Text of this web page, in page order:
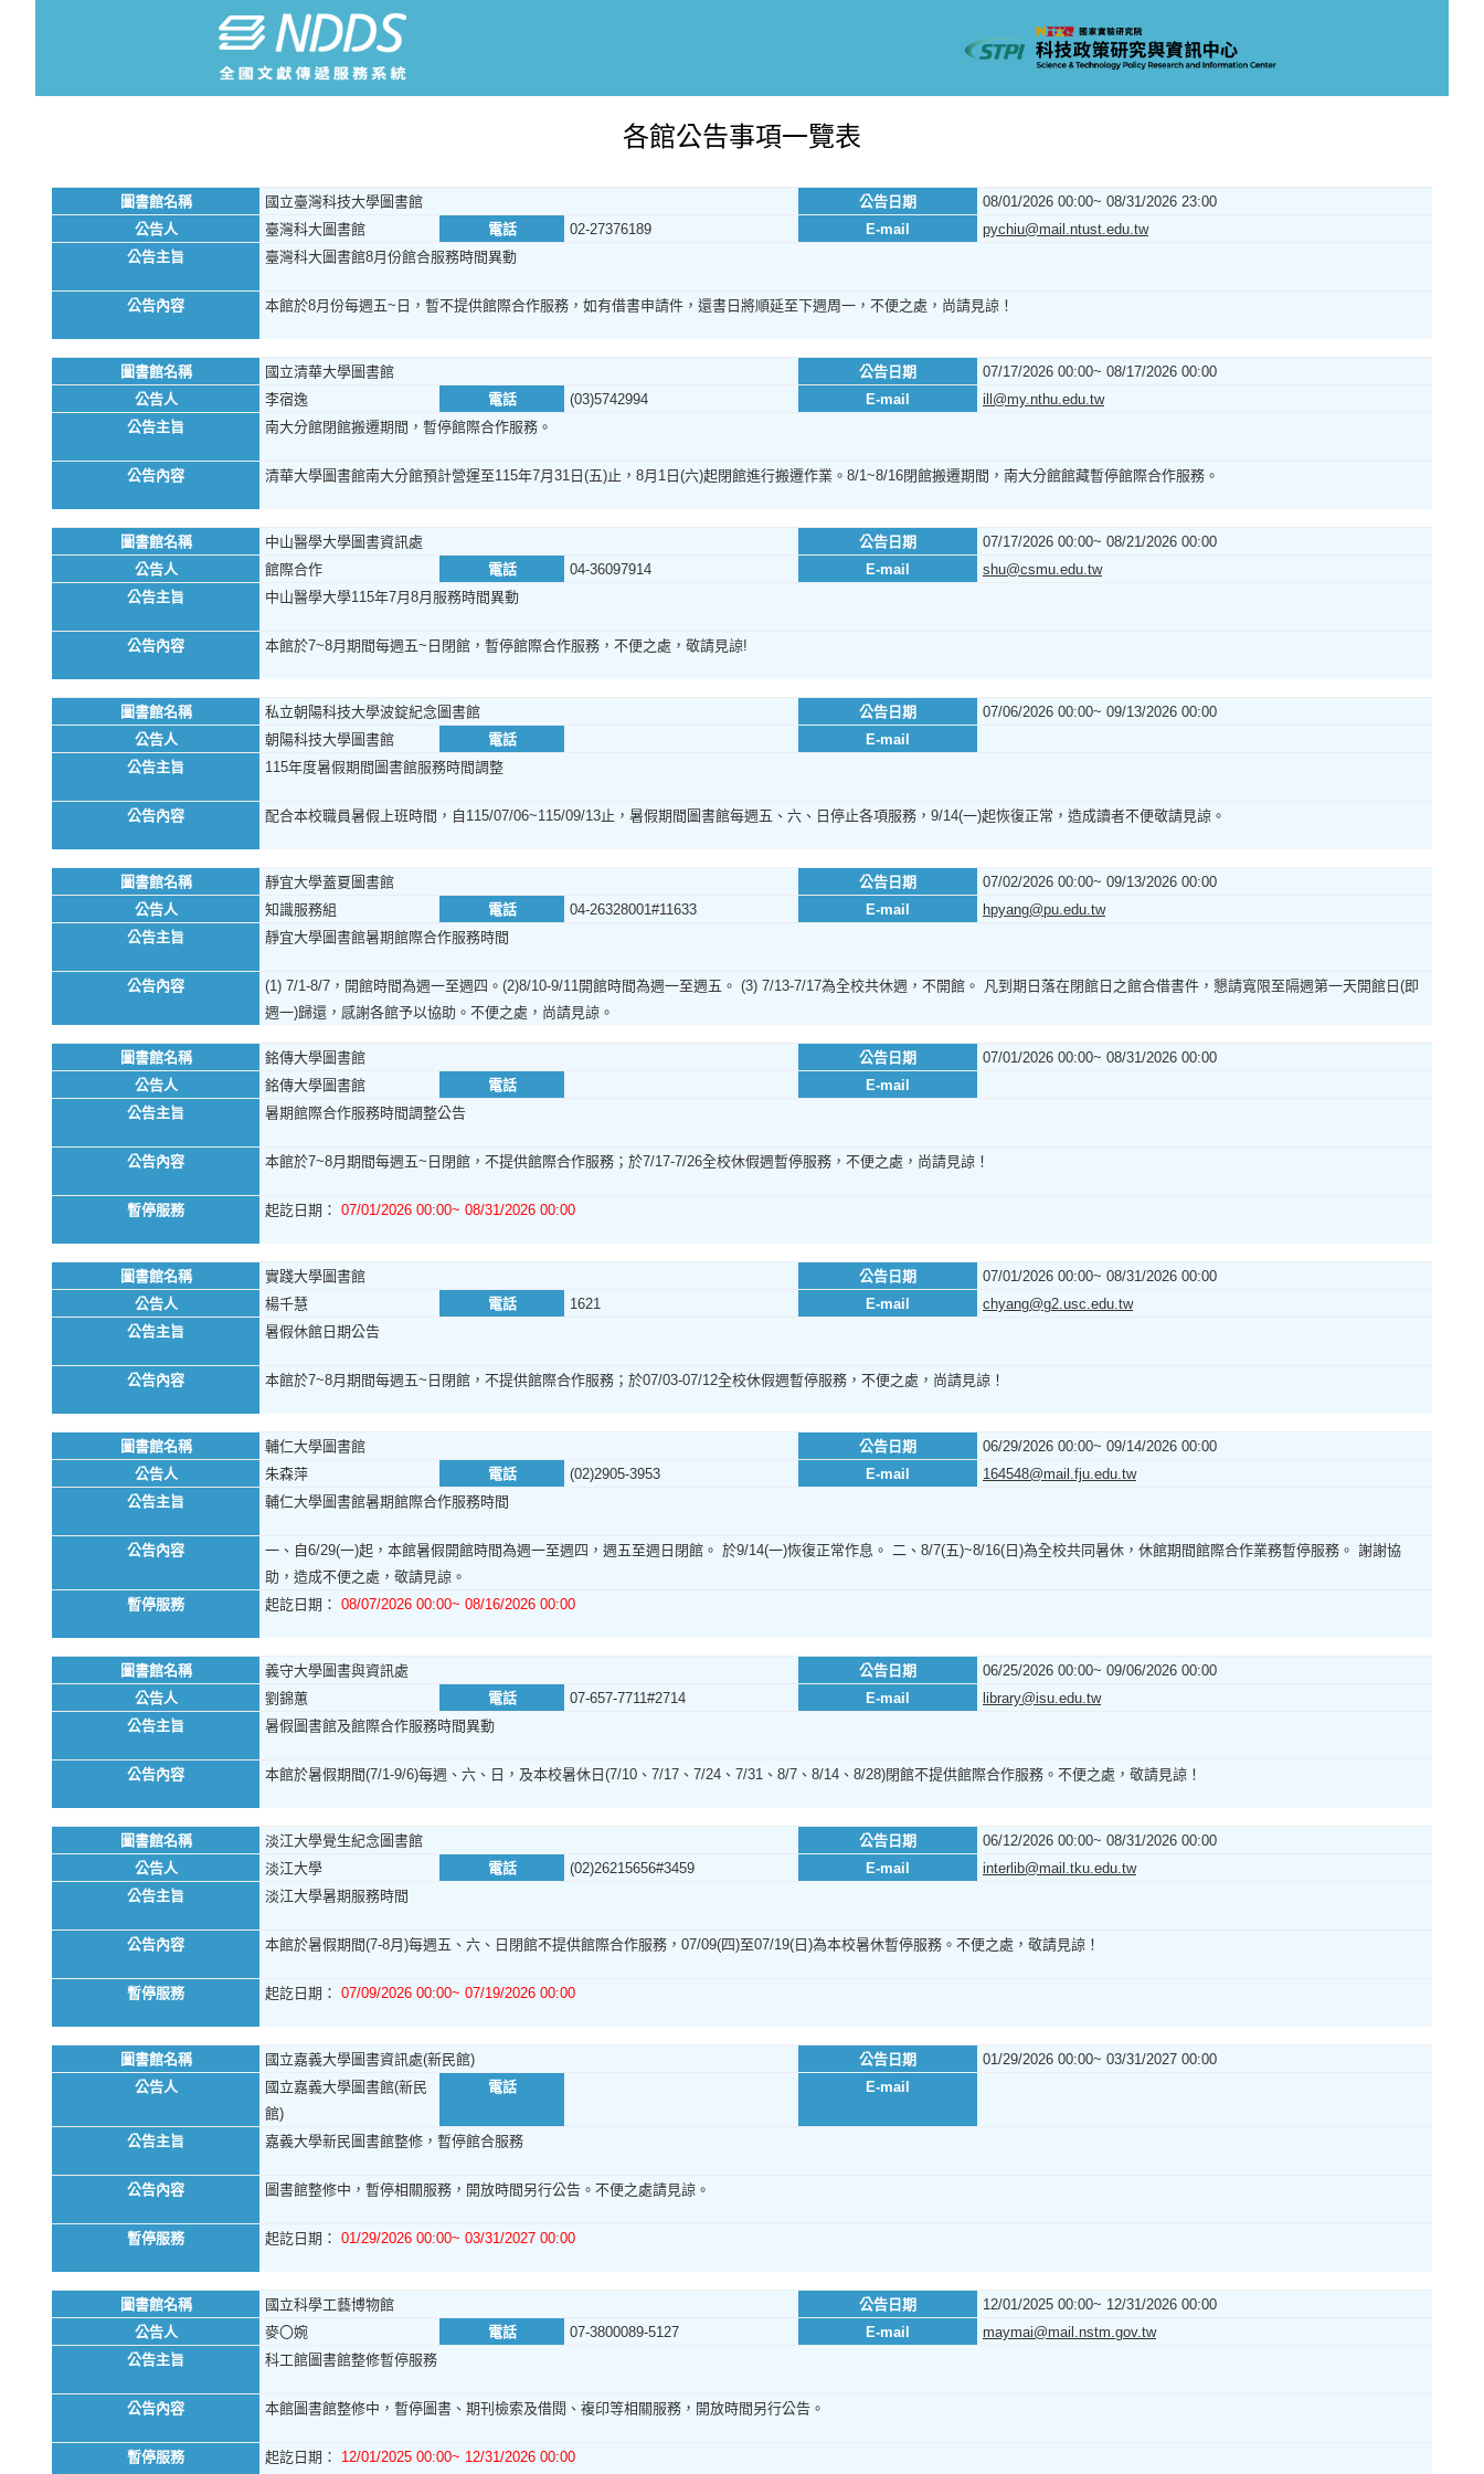
各館公告事項一覽表
圖書館名稱 國立臺灣科技大學圖書館 公告日期
08/01/2026 00:00~ 08/31/2026 23:00
公告人
臺灣科大圖書館 電話 02-27376189 E-mail
pychiu@mail.ntust.edu.tw
公告主旨
臺灣科大圖書館8月份館合服務時間異動
公告內容 本館於8月份每週五~日，暫不提供館際合作服務，如有借書申請件，還書日將順延至下週周一，不便之處，尚請見諒！
圖書館名稱 國立清華大學圖書館 公告日期
07/17/2026 00:00~ 08/17/2026 00:00
公告人
李宿逸 電話 (03)5742994 E-mail
ill@my.nthu.edu.tw
公告主旨
南大分館閉館搬遷期間，暫停館際合作服務。
公告內容 清華大學圖書館南大分館預計營運至115年7月31日(五)止，8月1日(六)起閉館進行搬遷作業。8/1~8/16閉館搬遷期間，南大分館館藏暫停館際合作服務。
圖書館名稱 中山醫學大學圖書資訊處 公告日期
07/17/2026 00:00~ 08/21/2026 00:00
公告人
館際合作 電話 04-36097914 E-mail
shu@csmu.edu.tw
公告主旨
中山醫學大學115年7月8月服務時間異動
公告內容 本館於7~8月期間每週五~日閉館，暫停館際合作服務，不便之處，敬請見諒!
圖書館名稱 私立朝陽科技大學波錠紀念圖書館 公告日期
07/06/2026 00:00~ 09/13/2026 00:00
公告人
朝陽科技大學圖書館 電話
E-mail
公告主旨
115年度暑假期間圖書館服務時間調整
公告內容 配合本校職員暑假上班時間，自115/07/06~115/09/13止，暑假期間圖書館每週五、六、日停止各項服務，9/14(一)起恢復正常，造成讀者不便敬請見諒。
圖書館名稱 靜宜大學蓋夏圖書館 公告日期
07/02/2026 00:00~ 09/13/2026 00:00
公告人
知識服務組 電話 04-26328001#11633 E-mail
hpyang@pu.edu.tw
公告主旨
靜宜大學圖書館暑期館際合作服務時間
公告內容
(1) 7/1-8/7，開館時間為週一至週四。(2)8/10-9/11開館時間為週一至週五。 (3) 7/13-7/17為全校共休週，不開館。 凡到期日落在閉館日之館合借書件，懇請寬限至隔週第一天開館日(即
週一)歸還，感謝各館予以協助。不便之處，尚請見諒。
圖書館名稱 銘傳大學圖書館 公告日期
07/01/2026 00:00~ 08/31/2026 00:00
公告人
銘傳大學圖書館 電話
E-mail
公告主旨
暑期館際合作服務時間調整公告
公告內容 本館於7~8月期間每週五~日閉館，不提供館際合作服務；於7/17-7/26全校休假週暫停服務，不便之處，尚請見諒！
暫停服務 起訖日期： 07/01/2026 00:00~ 08/31/2026 00:00
圖書館名稱 實踐大學圖書館 公告日期
07/01/2026 00:00~ 08/31/2026 00:00
公告人
楊千慧 電話 1621 E-mail
chyang@g2.usc.edu.tw
公告主旨
暑假休館日期公告
公告內容 本館於7~8月期間每週五~日閉館，不提供館際合作服務；於07/03-07/12全校休假週暫停服務，不便之處，尚請見諒！
圖書館名稱 輔仁大學圖書館 公告日期
06/29/2026 00:00~ 09/14/2026 00:00
公告人
朱森萍 電話 (02)2905-3953 E-mail
164548@mail.fju.edu.tw
公告主旨
輔仁大學圖書館暑期館際合作服務時間
公告內容
一、自6/29(一)起，本館暑假開館時間為週一至週四，週五至週日閉館。 於9/14(一)恢復正常作息。 二、8/7(五)~8/16(日)為全校共同暑休，休館期間館際合作業務暫停服務。 謝謝協
助，造成不便之處，敬請見諒。
暫停服務
起訖日期： 08/07/2026 00:00~ 08/16/2026 00:00
圖書館名稱 義守大學圖書與資訊處 公告日期
06/25/2026 00:00~ 09/06/2026 00:00
公告人
劉錦蕙 電話 07-657-7711#2714 E-mail
library@isu.edu.tw
公告主旨
暑假圖書館及館際合作服務時間異動
公告內容 本館於暑假期間(7/1-9/6)每週、六、日，及本校暑休日(7/10、7/17、7/24、7/31、8/7、8/14、8/28)閉館不提供館際合作服務。不便之處，敬請見諒！
圖書館名稱 淡江大學覺生紀念圖書館 公告日期
06/12/2026 00:00~ 08/31/2026 00:00
公告人
淡江大學 電話 (02)26215656#3459 E-mail
interlib@mail.tku.edu.tw
公告主旨
淡江大學暑期服務時間
公告內容 本館於暑假期間(7-8月)每週五、六、日閉館不提供館際合作服務，07/09(四)至07/19(日)為本校暑休暫停服務。不便之處，敬請見諒！
暫停服務 起訖日期： 07/09/2026 00:00~ 07/19/2026 00:00
圖書館名稱 國立嘉義大學圖書資訊處(新民館) 公告日期
01/29/2026 00:00~ 03/31/2027 00:00
公告人
國立嘉義大學圖書館(新民
館)
電話 E-mail
公告主旨 嘉義大學新民圖書館整修，暫停館合服務
公告內容 圖書館整修中，暫停相關服務，開放時間另行公告。不便之處請見諒。
暫停服務 起訖日期： 01/29/2026 00:00~ 03/31/2027 00:00
圖書館名稱 國立科學工藝博物館 公告日期
12/01/2025 00:00~ 12/31/2026 00:00
公告人
麥〇婉 電話 07-3800089-5127 E-mail
maymai@mail.nstm.gov.tw
公告主旨
科工館圖書館整修暫停服務
公告內容 本館圖書館整修中，暫停圖書、期刊檢索及借閱、複印等相關服務，開放時間另行公告。
暫停服務 起訖日期： 12/01/2025 00:00~ 12/31/2026 00:00